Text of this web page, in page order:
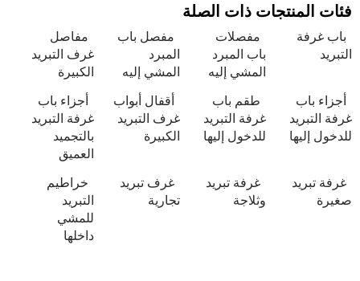
ذات الصلة
مفصلات
باب المبرد
مفصل باب
المبرد
المشي إليه
مفاصل
غرف التبريد
الكبيرة
طقم باب
غرفة التبريد
للدخول إليها
أقفال أبواب
غرف التبريد
الكبيرة
أجزاء باب
غرفة التبريد
بالتجميد
غرفة تبريد
وثلاجة
غرف تبريد
تجارية
خراطيم
التبريد